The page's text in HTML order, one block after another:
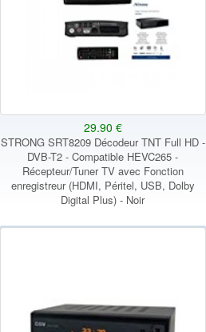
29.90 €
STRONG SRT8209 Décodeur TNT Full HD -
DVB-T2 - Compatible HEVC265 -
Récepteur/Tuner TV avec Fonction
enregistreur (HDMI, Péritel, USB, Dolby
Digital Plus) - Noir